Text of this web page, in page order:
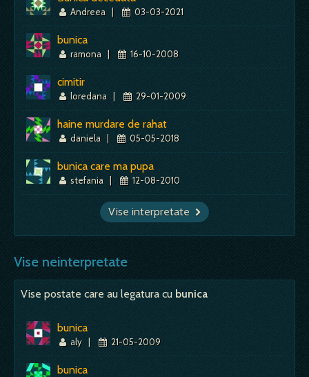
Andreea | 03-03-2021
bunica
ramona | 16-10-2008
cimitir
loredana | 29-01-2009
haine murdare de rahat
daniela | 05-05-2018
bunica care ma pupa
stefania | 12-08-2010
Vise interpretate
Vise neinterpretate
Vise postate care au legatura cu bunica
bunica
aly | 21-05-2009
bunica